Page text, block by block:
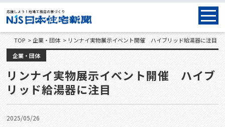
TOP 企業・団体
リンナイ実物展示イベント開催 ハイブリッド給湯器に注目
企業・団体
リンナイ実物展示イベント開催 ハイブ
リッド給湯器に注目
2025/05/26